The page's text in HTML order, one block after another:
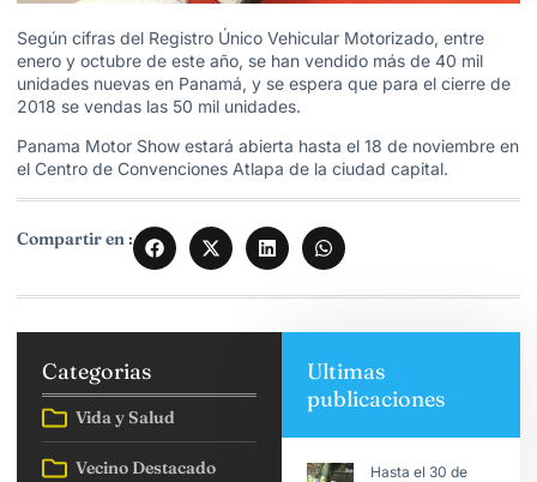
Según cifras del Registro Único Vehicular Motorizado, entre
enero y octubre de este año, se han vendido más de 40 mil
unidades nuevas en Panamá, y se espera que para el cierre de
2018 se vendas las 50 mil unidades.
Panama Motor Show estará abierta hasta el 18 de noviembre en
el Centro de Convenciones Atlapa de la ciudad capital.
Compartir en :
Categorias
Vida y Salud
Vecino Destacado
Ultimas
publicaciones
Hasta el 30 de